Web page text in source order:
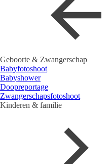
Geboorte & Zwangerschap
Babyfotoshoot
Babyshower
Doopreportage
Zwangerschapsfotoshoot
Kinderen & familie